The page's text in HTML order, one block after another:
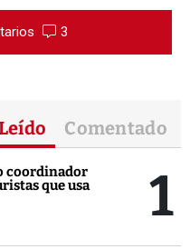
3
Comentado
coordinador
que usa
1